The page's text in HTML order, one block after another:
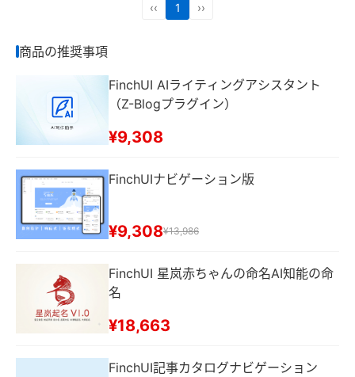
‹‹ 1 ››
商品の推奨事項
FinchUI AIライティングアシスタント
（Z-Blogプラグイン）
¥9,308
FinchUIナビゲーション版
¥9,308¥13,986
FinchUI 星岚赤ちゃんの命名AI知能の命
名
¥18,663
FinchUI記事カタログナビゲーション